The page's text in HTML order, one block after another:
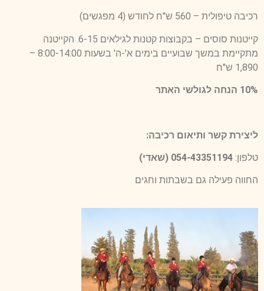
רכיבה טיפולית – 560 ש"ח לחודש (4 מפגשים)
קייטנות סוסים – בקבוצות קטנות לגילאים 6-15. הקייטנה
מתקיימת במשך שבועיים בימים א'-ה' בשעות 8:00-14:00 –
1,890 ש"ח
10% הנחה לגולשי האתר
ליצירת קשר ותיאום רכיבה:
טלפון: 054-43351194 (שאדי)
החווה פעילה גם בשבתות וחגים